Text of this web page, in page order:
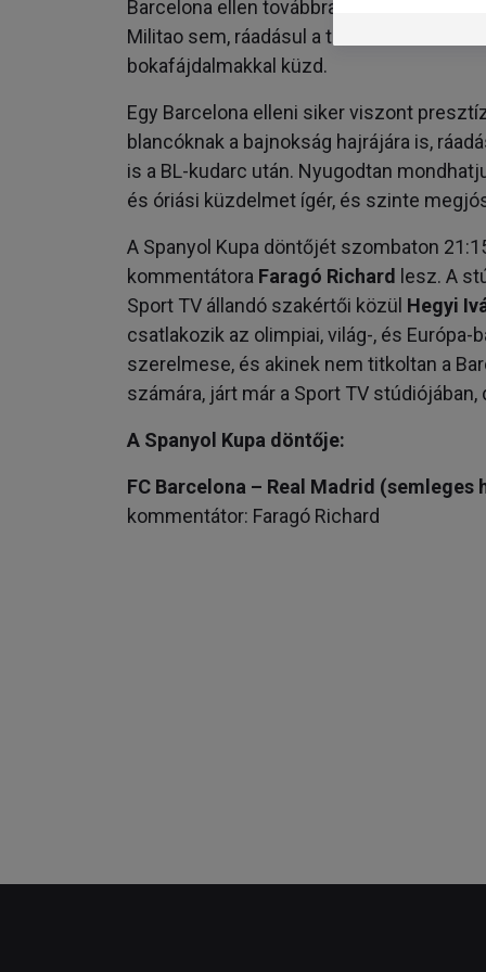
Barcelona ellen továbbra sem léphet
Militao sem, ráadásul a támadók közül a
bokafájdalmakkal küzd.
Egy Barcelona elleni siker viszont
blancóknak a bajnokság hajrájára is,
is a BL-kudarc után. Nyugodtan
és óriási küzdelmet ígér, és szinte
A Spanyol Kupa döntőjét szombaton
kommentátora Faragó Richard lesz. A
Sport TV állandó szakértői közül Hegyi
csatlakozik az olimpiai, világ-, és Európa-
szerelmese, és akinek nem titkoltan a
számára, járt már a Sport TV
A Spanyol Kupa döntője:
FC Barcelona – Real Madrid (semleges
kommentátor: Faragó Richard